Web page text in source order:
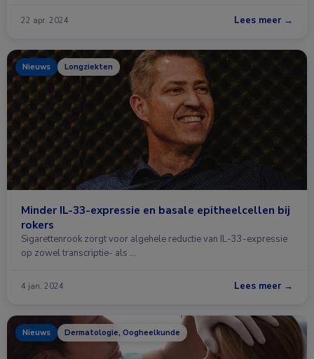
22 apr. 2024 Lees meer →
Nieuws Longziekten
Minder IL-33-expressie en basale epitheelcellen bij
rokers
Sigarettenrook zorgt voor algehele reductie van IL-33-expressie
op zowel transcriptie- als …
4 jan. 2024 Lees meer →
Nieuws Dermatologie, Oogheelkunde